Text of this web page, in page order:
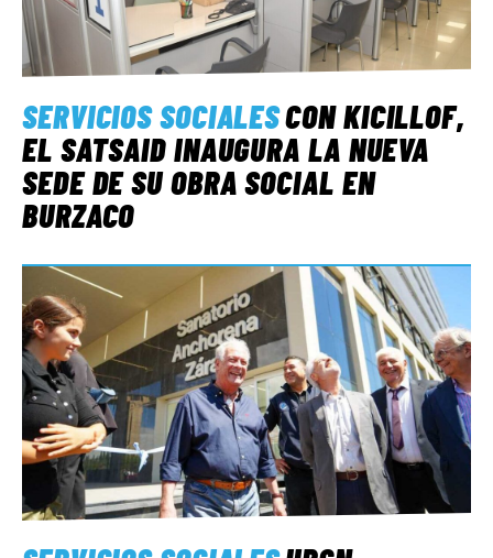
SERVICIOS SOCIALESCON KICILLOF,
EL SATSAID INAUGURA LA NUEVA
SEDE DE SU OBRA SOCIAL EN
BURZACO